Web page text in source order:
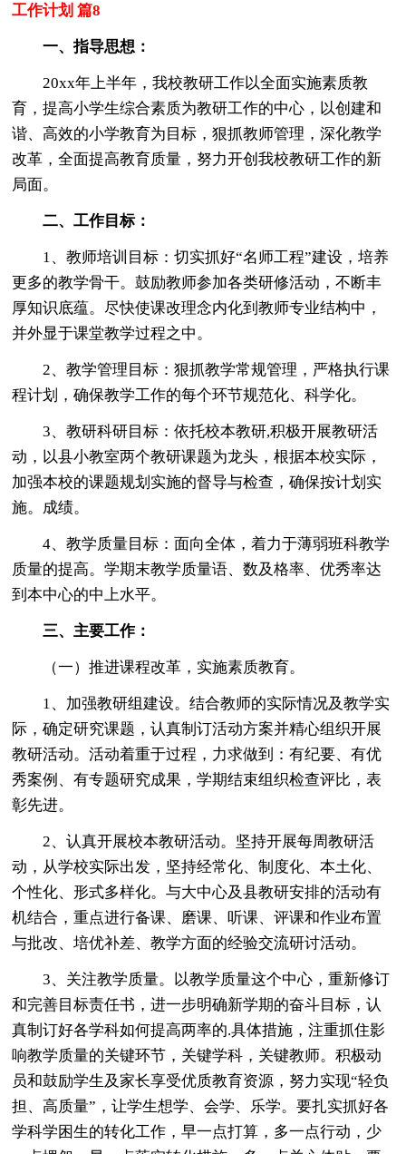
工作计划 篇8
一、指导思想：
20xx年上半年，我校教研工作以全面实施素质教
育，提高小学生综合素质为教研工作的中心，以创建和
谐、高效的小学教育为目标，狠抓教师管理，深化教学
改革，全面提高教育质量，努力开创我校教研工作的新
局面。
二、工作目标：
1、教师培训目标：切实抓好“名师工程”建设，培养
更多的教学骨干。鼓励教师参加各类研修活动，不断丰
厚知识底蕴。尽快使课改理念内化到教师专业结构中，
并外显于课堂教学过程之中。
2、教学管理目标：狠抓教学常规管理，严格执行课
程计划，确保教学工作的每个环节规范化、科学化。
3、教研科研目标：依托校本教研,积极开展教研活
动，以县小教室两个教研课题为龙头，根据本校实际，
加强本校的课题规划实施的督导与检查，确保按计划实
施。成绩。
4、教学质量目标：面向全体，着力于薄弱班科教学
质量的提高。学期末教学质量语、数及格率、优秀率达
到本中心的中上水平。
三、主要工作：
（一）推进课程改革，实施素质教育。
1、加强教研组建设。结合教师的实际情况及教学实
际，确定研究课题，认真制订活动方案并精心组织开展
教研活动。活动着重于过程，力求做到：有纪要、有优
秀案例、有专题研究成果，学期结束组织检查评比，表
彰先进。
2、认真开展校本教研活动。坚持开展每周教研活
动，从学校实际出发，坚持经常化、制度化、本土化、
个性化、形式多样化。与大中心及县教研安排的活动有
机结合，重点进行备课、磨课、听课、评课和作业布置
与批改、培优补差、教学方面的经验交流研讨活动。
3、关注教学质量。以教学质量这个中心，重新修订
和完善目标责任书，进一步明确新学期的奋斗目标，认
真制订好各学科如何提高两率的.具体措施，注重抓住影
响教学质量的关键环节，关键学科，关键教师。积极动
员和鼓励学生及家长享受优质教育资源，努力实现“轻负
担、高质量”，让学生想学、会学、乐学。要扎实抓好各
学科学困生的转化工作，早一点打算，多一点行动，少